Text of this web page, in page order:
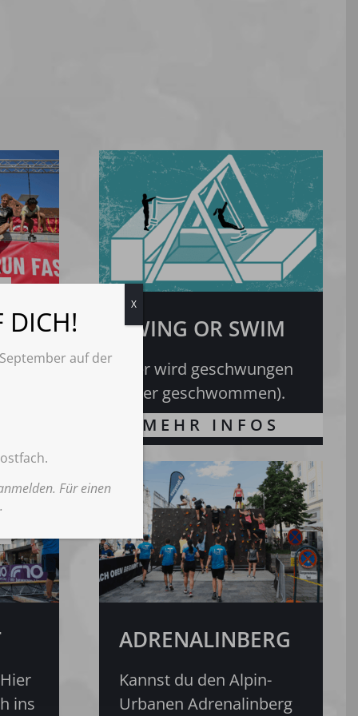
SWING OR SWIM
Hier wird geschwungen
(oder geschwommen).
ins
ADRENALINBERG
Kannst du den Alpin-
Urbanen Adrenalinberg
DICH!
auf der
Für einen
X